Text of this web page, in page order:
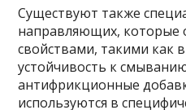
Существуют также
направляющих, которые
свойствами, такими как
устойчивость к
антифрикционные
используются в